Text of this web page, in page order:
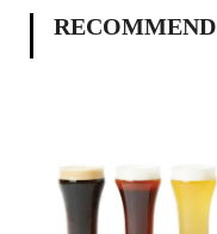
RECOMMEND